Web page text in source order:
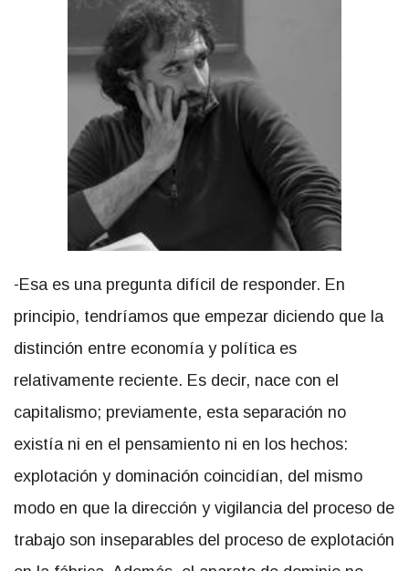
-Esa es una pregunta difícil de responder. En
principio, tendríamos que empezar diciendo que la
distinción entre economía y política es
relativamente reciente. Es decir, nace con el
capitalismo; previamente, esta separación no
existía ni en el pensamiento ni en los hechos:
explotación y dominación coincidían, del mismo
modo en que la dirección y vigilancia del proceso de
trabajo son inseparables del proceso de explotación